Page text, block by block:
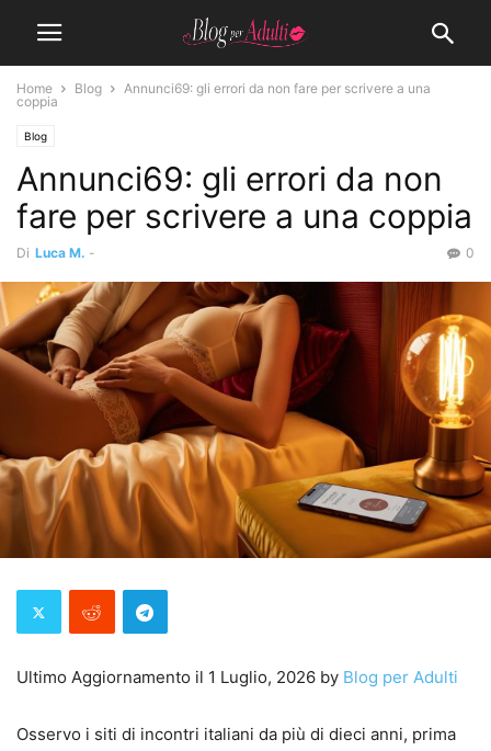
Home Blog
Annunci69: gli errori da non fare per scrivere a una
coppia
Blog
Annunci69: gli errori da non
fare per scrivere a una coppia
Di Luca M. - 0
Ultimo Aggiornamento il 1 Luglio, 2026 by Blog per Adulti
Osservo i siti di incontri italiani da più di dieci anni, prima